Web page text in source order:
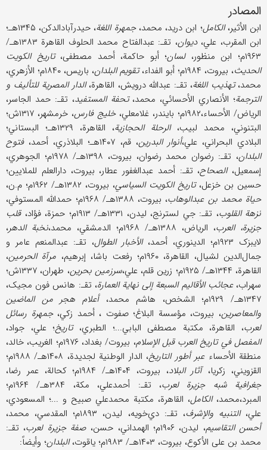
المصادر
ابن الأثیر،الکامل؛ ابن درید، محمد،جمهرة اللغة
، حیدرآبادالدکن، ۱۳۴۵هـ؛
ابن المقرب، علي،دیوان
، تقـ: عبدالفتاح محمد الحلوف القاهرة ۱۳۸۳هـ/
۱۹۶۳م؛ ابن منظور،
لسان؛ أبو حاکمة، أحمد مصطفی،تاریخ الکویت
الحدیث، بیروت، ۱۹۸۴م؛ أبو الفداء، تقویم البلدان
، باریس، ۱۸۴۰م؛ الأزهري،
محمد،تهذیب اللغة، تقـ: عبدالله درویش، القاهرة،الدار المصریة للتألیف و
الترجمة؛ الأنصاري الأحسائي، محمد،تحفة المستفید، تقـ: حمد الجاسر،
الریاض/ الأحساء،۱۹۸۲م؛ بایندر، غلامعلي،
خلیج فارس
، خرمشهر، ۱۳۱۷ش؛
البتنوني، محمد لبیب،الرحلة الحجازیة
، القاهرة، ۱۳۲۹هـ؛ البستاني؛
البلادي البحراني، علي،أنوار البدرین، قم، ۱۴۰۷هـ؛ البلاذري، أحمد،
فتوح
البلدان
، تقـ: رضوان محمد رضوان، بیروت، ۱۳۹۸هـ/ ۱۹۷۸م؛ الجوهري،
إسمعیل،الصحاح، تقـ: أحمد عبدالغفور عطار، بیروت، دارالعلم للملایین؛
حسین بن خزعل،تاریخ الکویت السیاسي، بیروت، ۱۳۸۲هـ/ ۱۹۶۲م؛ م.ن،
حیاة محمد بن عبدالوهاب، بیروت، ۱۳۸۸هـ/ ۱۹۶۸م؛ حمدالله المستوفي،
نزهة القلوب، تقـ: جي لسترنج، لیدن، ۱۳۳۱هـ/ ۱۹۱۳م؛ حمزة، فؤاد،
قلب
جزیرة، العرب، الریاض، ۱۳۸۸هـ/ ۱۹۶۸م؛ الدمشقي، محمد، نخبة الدهر،
لایبزک ۱۹۲۳م؛ الدینوري، أحمد،
الأخبار الطوال، تقـ: عبدالمنعم عامر و
جمال‌الدین لشیال، القاهرة، ۱۹۶۰م؛ رفعت باشا، إبرهیم،
مرآة الحرمین،
القاهرة، ۱۳۴۴هـ/ ۱۹۲۵م؛ زرین قلم، علي،
سرزمین بحرین
، طهران، ۱۳۳۷ش؛
سهراب،عجائب الأقالیم السبعة إلی نهایة العمارة، تقـ: هانس فون مجیک،
۱۳۴۷هـ/ ۱۹۲۹م؛ الشخص، هاشم محمد،
أعلام هجر من الماضین
والمعاصرین، بیروت، مؤسسة البلاغ؛ صفوت ، أحمد زکي،جمهرة رسائل
لعرب، القاهرة، مکتبة مصطفی البابي...؛ الطبري،تاریخ؛ علي، جواد،
المفصل في تاریخ العرب قبل الإسلام
، بیروت/ بغداد، ۱۹۷۶م؛ الغریب، خالد،
منطقة الأحساء عبر أطور التاریخ
، الدار الوطنیة لجدیدة، ۱۴۰۸هـ/ ۱۹۸۸م؛
القزویني، زکریا،آثار البلاد، بیروت، ۱۴۰۴هـ/ ۱۹۸۴م؛ کحالة، عمر رضا،
جغرافیة شبه
جزیرة لعرب
، تقـ: أحمدعلي، مکة، ۳۸۴هـ/ ۱۹۶۴م؛
المبرد،محمد،الکامل، القاهرة، مکتبة محمدعلي صبیح و ...؛ المسعودي،
علي،التنبیه والإشرف، تقـ: دي‌خویه، لیدن، ۱۸۹۳م؛ المقدسي، محمد،
أحسن التقاسیم، لیدن، ۱۹۰۶م؛ الهمداني، حسن، صفة جزیرة لعرب، تقـ:
محمد بن علی الأکوع، بیروت، ۱۴۰۳هـ/ ۱۹۸۳م؛ یاقوت،
البلدان؛ وأیضاً: